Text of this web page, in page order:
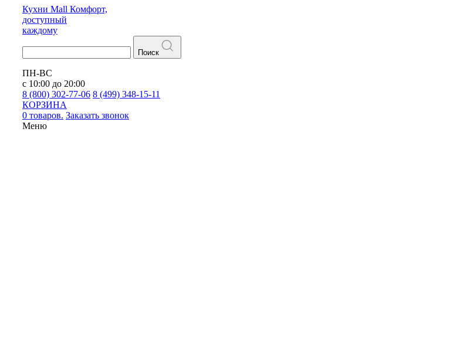
Кухни Mall Комфорт,
доступный
каждому
Поиск
ПН-ВС
с 10:00 до 20:00
8 (800) 302-77-06 8 (499) 348-15-11
КОРЗИНА
0 товаров. Заказать звонок
Меню